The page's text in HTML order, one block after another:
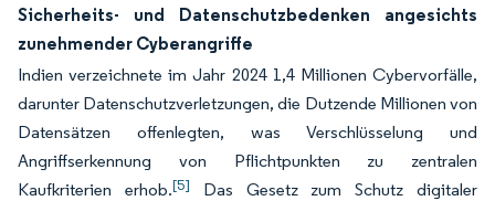
Sicherheits- und Datenschutzbedenken angesichts
zunehmender Cyberangriffe
Indien verzeichnete im Jahr 2024 1,4 Millionen Cybervorfälle,
darunter Datenschutzverletzungen, die Dutzende Millionen von
Datensätzen offenlegten, was Verschlüsselung und
Angriffserkennung von Pflichtpunkten zu zentralen
Kaufkriterien erhob.[5]
Das Gesetz zum Schutz digitaler